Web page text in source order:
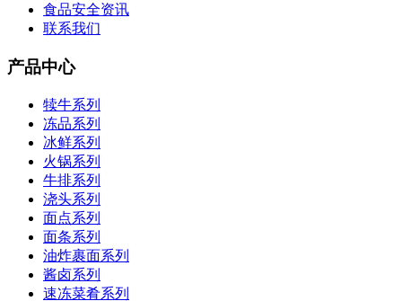
食品安全资讯
联系我们
产品中心
犊牛系列
冻品系列
冰鲜系列
火锅系列
牛排系列
浇头系列
面点系列
面条系列
油炸裹面系列
酱卤系列
速冻菜肴系列